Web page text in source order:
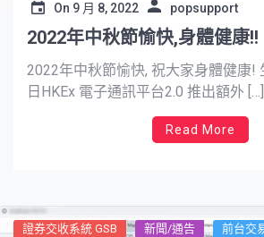
On 9 月 8, 2022 popsupport
2022年中秋節愉快,身體健康!!
2022年中秋節愉快, 祝大家身體健康!
日HKEx 電子通訊平台2.0 推出額外 […]
Read More
證券交收系統 GSB 新聞/通告 前台交